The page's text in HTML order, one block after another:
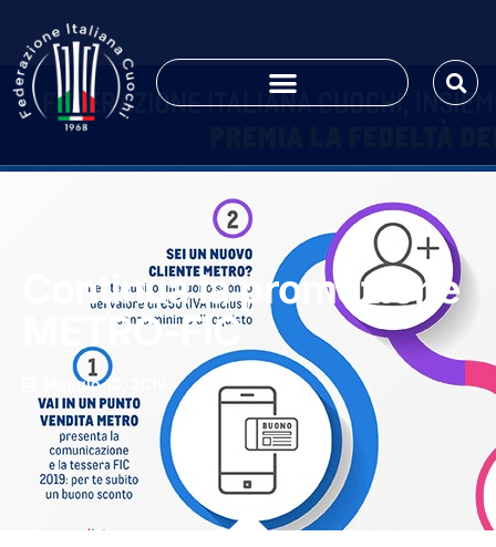
Continua la promozione
METRO-FIC
Maggio 10, 2019